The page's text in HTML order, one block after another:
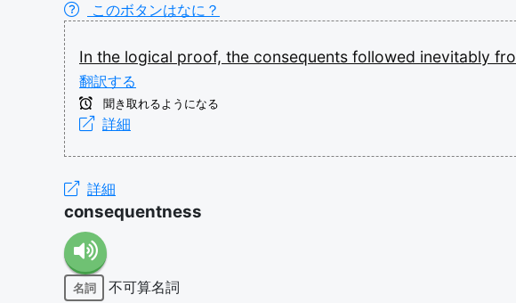
このボタンはなに？
In the logical proof, the consequents followed inevitably
翻訳する
聞き取れるようになる
詳細
詳細
consequentness
名詞
不可算名詞